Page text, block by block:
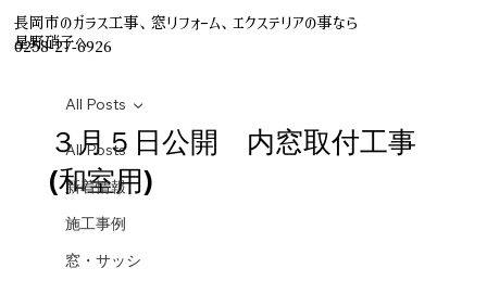
長岡市のガラス工事、窓リフォーム、エクステリアの事なら
星野硝子へ
0258-27-6926
All Posts
新着情報
施工事例
窓・サッシ
All Posts
３月５日公開 内窓取付工事
(和室用)